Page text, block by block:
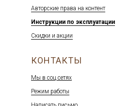
Авторские права на контент
Инструкции по эксплуатации
Скидки и акции
КОНТАКТЫ
Мы в соц сетях
Режим работы